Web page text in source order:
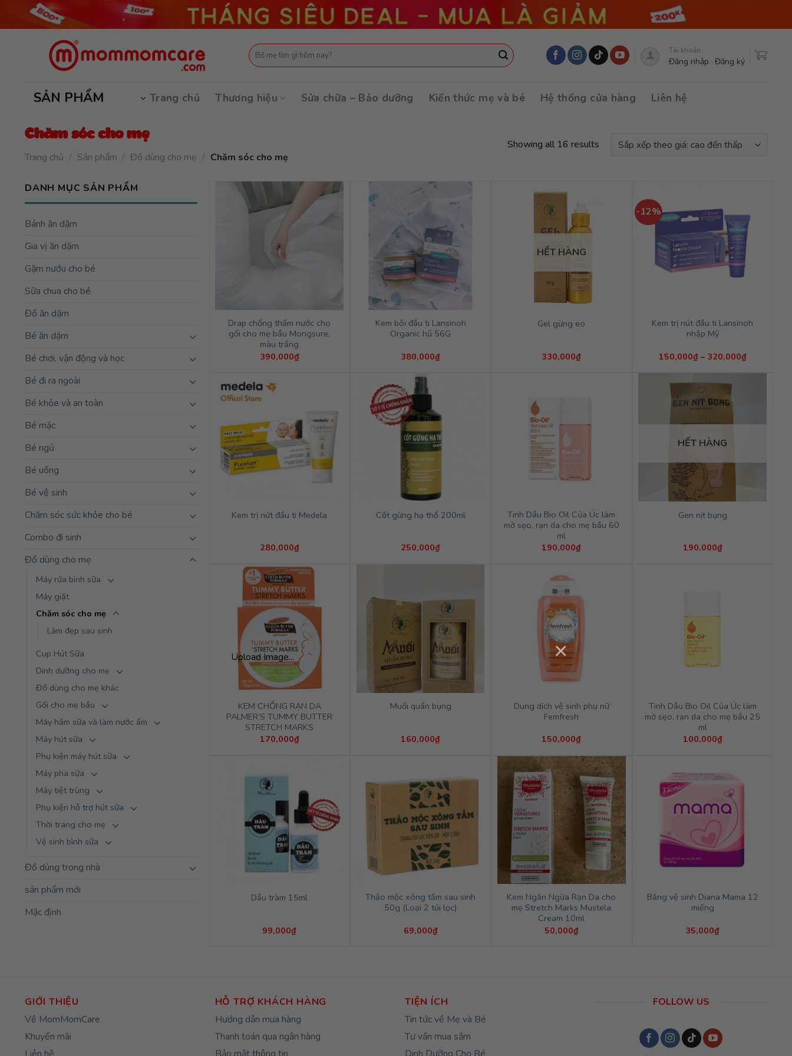
Upload Image... ×
Tìm
kiếm:
Tài khoản
Đăng nhập Đăng ký
SẢN PHẨM Trang chủ Thương hiệu Sửa chữa – Bảo dưỡng Kiến thức mẹ và bé Hệ thống cửa hàng Liên hệ
Chăm sóc cho mẹ
Trang chủ / Sản phẩm / Đồ dùng cho mẹ / Chăm sóc cho mẹ
Showing all 16 results
DANH MỤC SẢN PHẨM
Bánh ăn dặm
Gia vị ăn dặm
Gặm nướu cho bé
Sữa chua cho bé
Đồ ăn dặm
Bé ăn dặm
Bé chơi, vận động và học
Bé đi ra ngoài
Bé khỏe và an toàn
Bé mặc
Bé ngủ
Bé uống
Bé vệ sinh
Chăm sóc sức khỏe cho bé
Combo đi sinh
Đồ dùng cho mẹ
Máy rửa bình sữa
Máy giặt
Chăm sóc cho mẹ
Làm đẹp sau sinh
Cup Hút Sữa
Dinh dưỡng cho mẹ
Đồ dùng cho mẹ khác
Gối cho mẹ bầu
Máy hâm sữa và làm nước ấm
Máy hút sữa
Phụ kiện máy hút sữa
Máy pha sữa
Máy tiệt trùng
Phụ kiện hỗ trợ hút sữa
Thời trang cho mẹ
Vệ sinh bình sữa
Đồ dùng trong nhà
sản phẩm mới
Mặc định
Drap chống thấm nước cho
gối cho mẹ bầu Mongsure,
màu trắng
390,000₫
Kem bôi đầu ti Lansinoh
Organic hũ 56G
380,000₫
HẾT HÀNG
Gel gừng eo
330,000₫
-12%
Kem trị nút đầu ti Lansinoh
nhập Mỹ
150,000₫ – 320,000₫Khoảng
giá:
từ
Kem trị nứt đầu ti Medela
280,000₫
Cốt gừng hạ thổ 200ml
250,000₫
Tinh Dầu Bio Oil Của Úc làm
mờ sẹo, rạn da cho mẹ bầu 60
ml
190,000₫
HẾT HÀNG
Gen nịt bụng
190,000₫
KEM CHỐNG RẠN DA
PALMER’S TUMMY BUTTER
STRETCH MARKS
170,000₫
Muối quấn bụng
160,000₫
Dung dịch vệ sinh phụ nữ
Femfresh
150,000₫
Tinh Dầu Bio Oil Của Úc làm
mờ sẹo, rạn da cho mẹ bầu 25
ml
100,000₫
Dầu tràm 15ml
99,000₫
Thảo mộc xông tắm sau sinh
50g (Loại 2 túi lọc)
69,000₫
Kem Ngăn Ngừa Rạn Da cho
mẹ Stretch Marks Mustela
Cream 10ml
50,000₫
Băng vệ sinh Diana Mama 12
miếng
35,000₫
GIỚI THIỆU
Về MomMomCare
Khuyến mãi
HỖ TRỢ KHÁCH HÀNG
Hướng dẫn mua hàng
Thanh toán qua ngân hàng
TIỆN ÍCH
Tin tức về Mẹ và Bé
Tư vấn mua sắm
FOLLOW US